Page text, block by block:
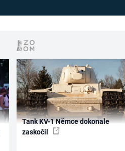
Tank KV-1 Němce dokonale
zaskočil